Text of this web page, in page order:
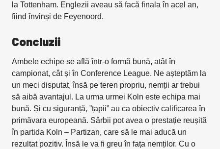
la Tottenham. Englezii aveau să facă finala în acel an,
fiind învinși de Feyenoord.
Concluzii
Ambele echipe se află într-o formă bună, atât în
campionat, cât și în Conference League. Ne așteptăm la
un meci disputat, însă pe teren propriu, nemții ar trebui
să aibă avantajul. La urma urmei Koln este echipa mai
bună. Și cu siguranță, ”țapii” au ca obiectiv calificarea în
primăvara europeană. Sârbii pot avea o prestație reușită
în partida Koln – Partizan, care să le mai aducă un
rezultat pozitiv. Însă le va fi greu în fața nemților. Cu o